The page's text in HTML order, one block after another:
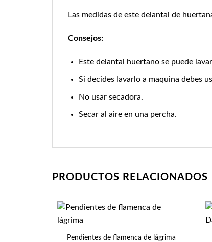
Las medidas de este delantal de
Consejos:
Este delantal huertano se puede
Si decides lavarlo a maquina debes
No usar secadora.
Secar al aire en una percha.
PRODUCTOS RELACIONADOS
+
Pendientes de flamenca de lágrima